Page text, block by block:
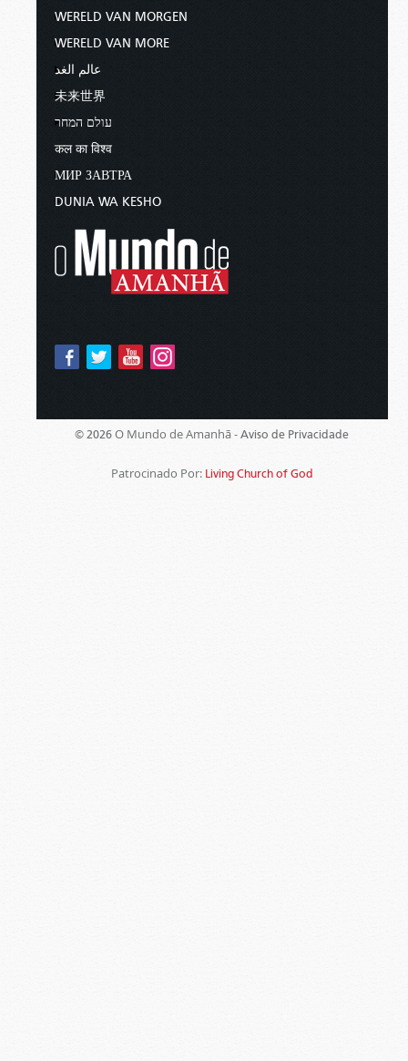
WERELD VAN MORGEN
WERELD VAN MORE
عالم الغد
未来世界
עולם המחר
कल का विश्व
МИР ЗАВТРА
DUNIA WA KESHO
© 2026 O Mundo de Amanhã -Aviso de Privacidade
Patrocinado Por: Living Church of God